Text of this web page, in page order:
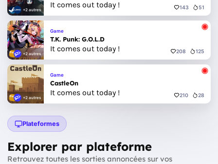
+2 autres
It comes out today ! 143 51
+2 autres
Game
T.K. Punk: G.O.L.D
It comes out today ! 208 125
+2 autres
Game
CastleOn
It comes out today ! 210 28
Plateformes
Explorer par plateforme
Retrouvez toutes les sorties annoncées sur vos